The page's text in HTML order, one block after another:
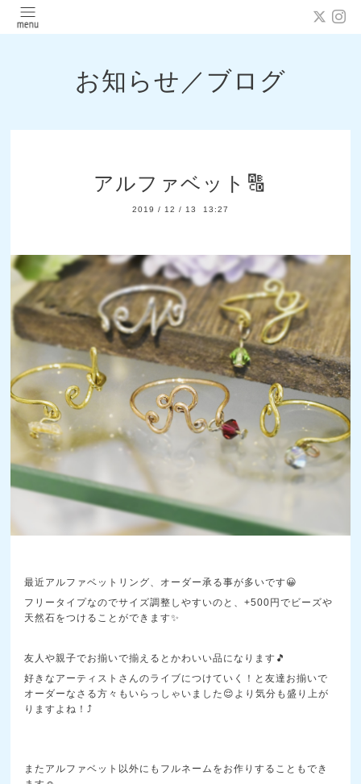
お知らせ／ブログ
アルファベット🔠
2019 / 12 / 13 13:27
最近アルファベットリング、オーダー承る事が多いです😀
フリータイプなのでサイズ調整しやすいのと、+500円でビーズや
天然石をつけることができます✨
友人や親子でお揃いで揃えるとかわいい品になります🎵
好きなアーティストさんのライブにつけていく！と友達お揃いで
オーダーなさる方々もいらっしゃいました😌より気分も盛り上が
りますよね！⤴️
またアルファベット以外にもフルネームをお作りすることもでき